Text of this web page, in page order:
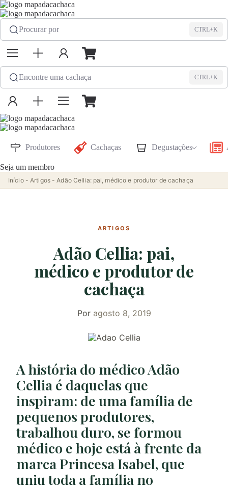
Procurar por CTRL+K
Encontre uma cachaça CTRL+K
Produtores Cachaças Degustações
Seja um membro
Início-Artigos-Adão Cellia: pai, médico e produtor de cachaça
ARTIGOS
Adão Cellia: pai,
médico e produtor de
cachaça
Por agosto 8, 2019
A história do médico Adão
Cellia é daquelas que
inspiram: de uma família de
pequenos produtores,
trabalhou duro, se formou
médico e hoje está à frente da
marca Princesa Isabel, que
uniu toda a família no